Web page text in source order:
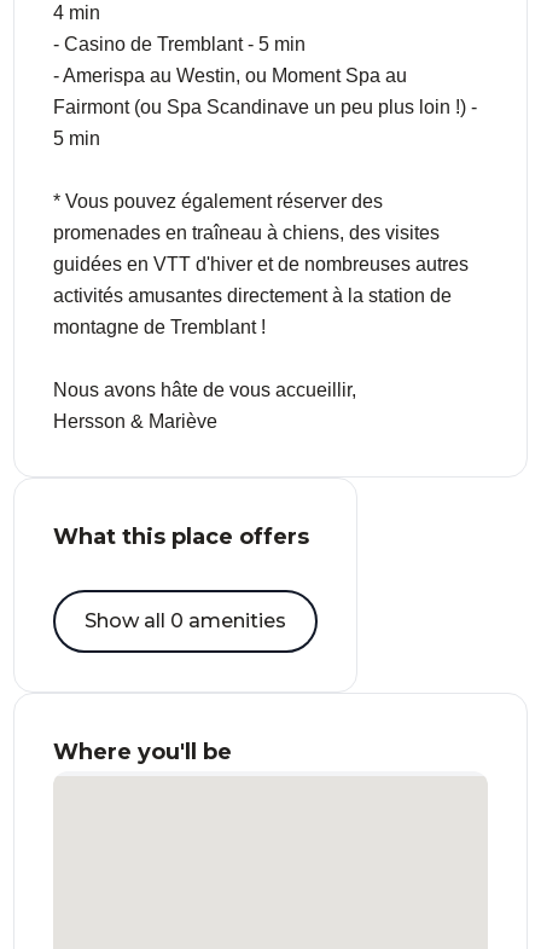
4 min
- Casino de Tremblant - 5 min
- Amerispa au Westin, ou Moment Spa au
Fairmont (ou Spa Scandinave un peu plus loin !) -
5 min
* Vous pouvez également réserver des
promenades en traîneau à chiens, des visites
guidées en VTT d'hiver et de nombreuses autres
activités amusantes directement à la station de
montagne de Tremblant !
Nous avons hâte de vous accueillir,
Hersson & Mariève
What this place offers
Show all 0 amenities
Where you'll be